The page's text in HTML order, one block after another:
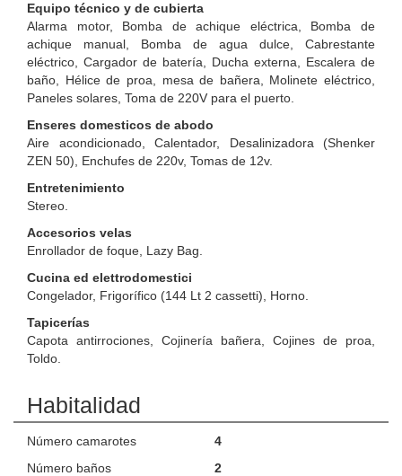
Equipo técnico y de cubierta
Alarma motor, Bomba de achique eléctrica, Bomba de
achique manual, Bomba de agua dulce, Cabrestante
eléctrico, Cargador de batería, Ducha externa, Escalera de
baño, Hélice de proa, mesa de bañera, Molinete eléctrico,
Paneles solares, Toma de 220V para el puerto.
Enseres domesticos de abodo
Aire acondicionado, Calentador, Desalinizadora (Shenker
ZEN 50), Enchufes de 220v, Tomas de 12v.
Entretenimiento
Stereo.
Accesorios velas
Enrollador de foque, Lazy Bag.
Cucina ed elettrodomestici
Congelador, Frigorífico (144 Lt 2 cassetti), Horno.
Tapicerías
Capota antirrociones, Cojinería bañera, Cojines de proa,
Toldo.
Habitalidad
Número camarotes
4
Número baños
2